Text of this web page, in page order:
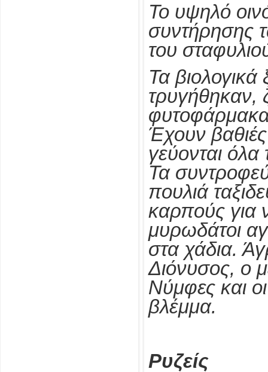
Το υψηλό
συντήρησης
του
Τα
τρυγήθηκαν,
φυτοφάρμακα
Έχουν
γεύονται
Τα
πουλιά
καρπούς για
μυρωδάτοι
στα χάδια.
Διόνυσος, ο
Νύμφες και
βλέμμα.
Ρυζείς